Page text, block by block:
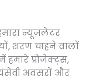
न्यूज़लेटर
शरण चाहने वालों
हमारे प्रोजेक्ट्स,
अवसरों और